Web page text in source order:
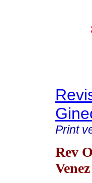
Print
Rev